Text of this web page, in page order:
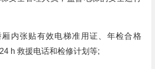
内张贴有效电梯准用证、年检合格
h 救援电话和检修计划等;